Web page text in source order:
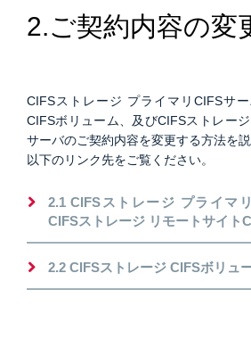
2.ご契約内容の
CIFSストレージ プライマリCIFSサ
CIFSボリューム、及びCIFSストレー
サーバのご契約内容を変更する方法を説
以下のリンク先をご覧ください。
2.1 CIFSストレージ プライマ
CIFSストレージ リモートサイト
2.2 CIFSストレージ CIFSボリュ